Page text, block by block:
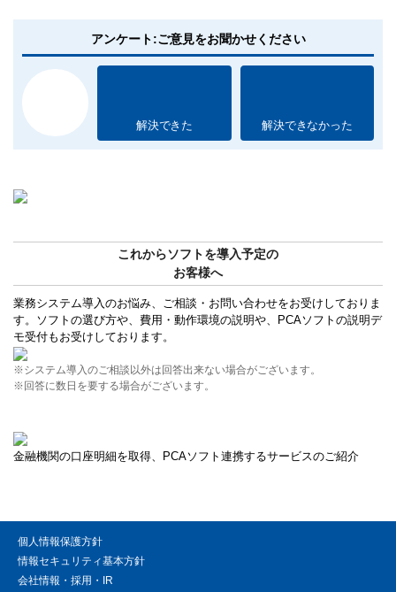
アンケート:ご意見をお聞かせください
解決できた 解決できなかった
これからソフトを導入予定の
お客様へ
業務システム導入のお悩み、ご相談・お問い合わせをお受けしておりま
す。ソフトの選び方や、費用・動作環境の説明や、PCAソフトの説明デ
モ受付もお受けしております。
※システム導入のご相談以外は回答出来ない場合がございます。
※回答に数日を要する場合がございます。
金融機関の口座明細を取得、PCAソフト連携するサービスのご紹介
個人情報保護方針
情報セキュリティ基本方針
会社情報・採用・IR